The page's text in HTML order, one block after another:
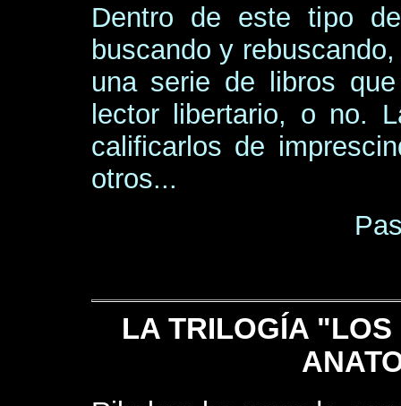
Dentro de este tipo
buscando y
una serie de libros
lector libertario, o no.
calificarlos de
otros...
LA TRILOGÍA "LOS